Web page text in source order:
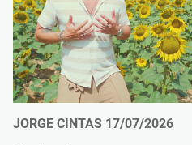
JORGE CINTAS 17/07/2026